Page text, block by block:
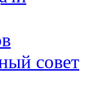
совет